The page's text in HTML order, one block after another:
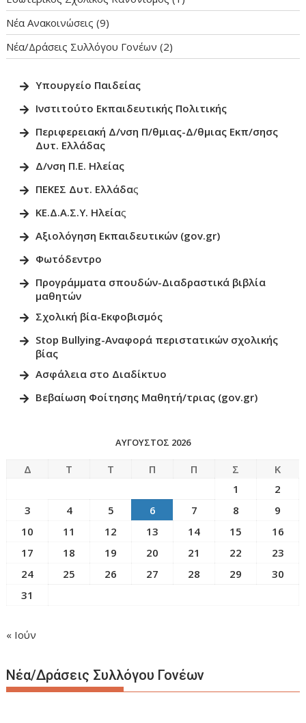
Νέα Ανακοινώσεις (9)
Νέα/Δράσεις Συλλόγου Γονέων (2)
Υπουργείο Παιδείας
Ινστιτούτο Εκπαιδευτικής Πολιτικής
Περιφερειακή Δ/νση Π/θμιας-Δ/θμιας Εκπ/σησς
Δυτ. Ελλάδας
Δ/νση Π.Ε. Ηλείας
ΠΕΚΕΣ Δυτ. Ελλάδας
ΚΕ.Δ.Α.Σ.Υ. Ηλείας
Αξιολόγηση Εκπαιδευτικών (gov.gr)
Φωτόδεντρο
Προγράμματα σπουδών-Διαδραστικά βιβλία
μαθητών
Σχολική βία-Εκφοβισμός
Stop Bullying-Αναφορά περιστατικών σχολικής
βίας
Ασφάλεια στο Διαδίκτυο
Βεβαίωση Φοίτησης Μαθητή/τριας (gov.gr)
ΑΎΓΟΥΣΤΟΣ 2026
Δ Τ Τ Π Π Σ
Κ
1
2
3
4 5 6 7 8
9
10
11 12 13 14 15
16
17
18 19 20 21 22
23
24
25 26 27 28 29
30
31
« Ιούν
Νέα/Δράσεις Συλλόγου Γονέων